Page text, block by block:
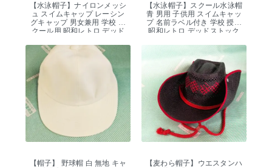
【水泳帽子】ナイロンメッシ
ュ スイムキャップ レーシン
グキャップ 男女兼用 学校 ス
クール用 昭和レトロ デッド
【水泳帽子】スクール水泳帽
青 男用 子供用 スイムキャッ
プ 名前ラベル付き 学校 授業
昭和レトロ デッドストック
【帽子】 野球帽 白 無地 キャ
【麦わら帽子】ウエスタンハ